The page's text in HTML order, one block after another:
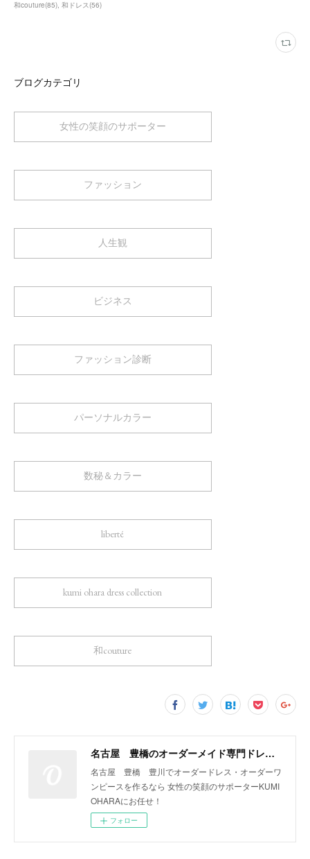
和couture(85) 和ドレス(56)
ブログカテゴリ
女性の笑顔のサポーター
ファッション
人生観
ビジネス
ファッション診断
パーソナルカラー
数秘＆カラー
liberté
kumi ohara dress collection
和couture
名古屋 豊橋のオーダーメイド専門ドレスデザイナー KUMI OHARA
名古屋 豊橋 豊川でオーダードレス・オーダーワ
ンピースを作るなら 女性の笑顔のサポーターKUMI
OHARAにお任せ！
フォロー